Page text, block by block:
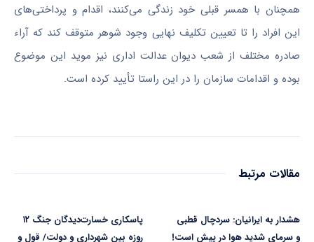
همچنان با همسر قبلی خود زندگی می‌کنند، اقدام و پرداختی‌های
این افراد را تا تعیین تکلیف نهایی وجود شوهر متوقف کند که آراء
صادره مختلف از شعب دیوان عدالت اداری نیز موید این موضوع
بوده و اقدامات سازمان را در این راستا تأیید کرده است.
مقالات مرتبط
هشدار به ایرانیان: سردچال قطبی
و سرمای شدید هوا در پیش است!
پاسکاری خسارت‌دیدگان جنگ ۱۲
روزه بین شهرداری و دولت/ قول و